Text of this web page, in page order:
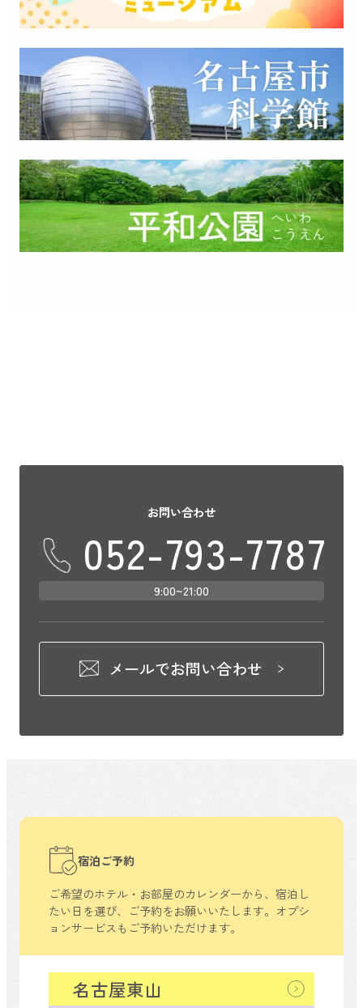
お問い合わせ
052-793-7787
9:00~21:00
メールでお問い合わせ
宿泊ご予約
ご希望のホテル・お部屋のカレンダーから、 宿泊し
たい日を選び、ご予約をお願いいたします。 オプシ
ョンサービスもご予約いただけます。
名古屋東山